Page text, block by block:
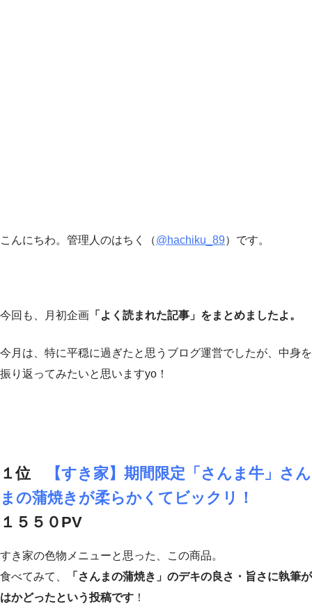
こんにちわ。管理人のはちく（@hachiku_89）です。
今回も、月初企画 「よく読まれた記事」をまとめましたよ。
今月は、特に平穏に過ぎたと思うブログ運営でしたが、中身を
振り返ってみたいと思いますyo！
１位
【すき家】期間限定「さんま牛」さん
まの蒲焼きが柔らかくてビックリ！
１５５０PV
すき家の色物メニューと思った、この商品。
食べてみて、
「さんまの蒲焼き」のデキの良さ・旨さに執筆が
はかどったという投稿です ！